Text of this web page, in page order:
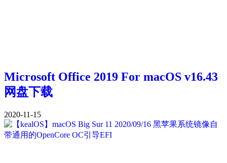
Microsoft Office 2019 For macOS v16.43
网盘下载
2020-11-15